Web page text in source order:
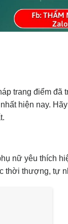
trang điểm đã
hiện nay.
nữ yêu thích
thời thượng, tự